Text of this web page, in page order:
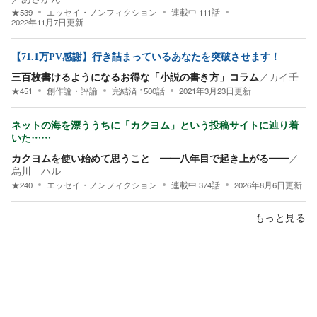
★539 エッセイ・ノンフィクション 連載中 111話
2022年11月7日更新
【71.1万PV感謝】行き詰まっているあなたを突破させます！
三百枚書けるようになるお得な「小説の書き方」コラム ／カイ壬
★451 創作論・評論 完結済 1500話 2021年3月23日更新
ネットの海を漂ううちに「カクヨム」という投稿サイトに辿り着
いた……
カクヨムを使い始めて思うこと ――八年目で起き上がる――／
烏川 ハル
★240 エッセイ・ノンフィクション 連載中 374話 2026年8月6日更新
もっと見る